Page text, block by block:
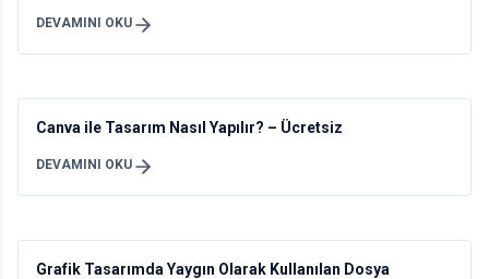
DEVAMINI OKU
Canva ile Tasarım Nasıl Yapılır? – Ücretsiz
DEVAMINI OKU
Grafik Tasarımda Yaygın Olarak Kullanılan Dosya